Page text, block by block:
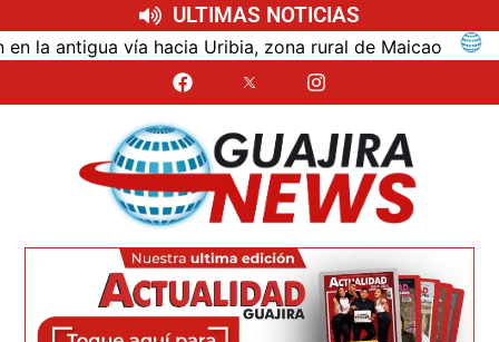
ULTIMAS NOTICIAS
vía hacia Uribia, zona rural de Maicao